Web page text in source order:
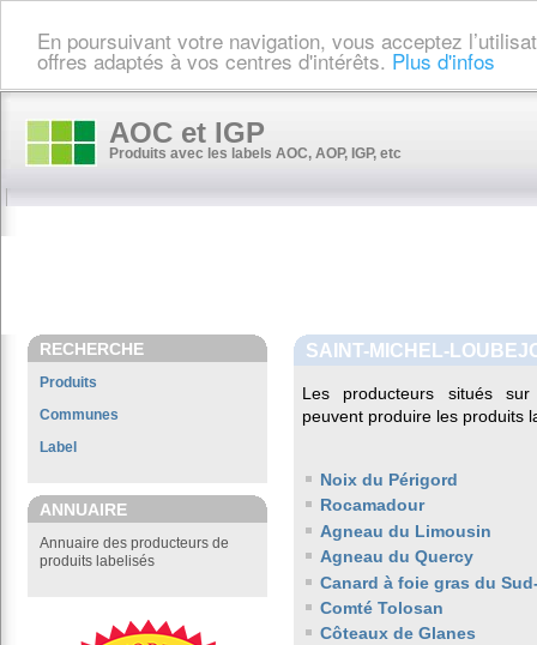
En poursuivant votre navigation, vous acceptez
offres adaptés à vos centres d'intérêts. Plus d'infos
AOC et IGP
Produits avec les labels AOC, AOP, IGP, etc
RECHERCHE
Produits
Communes
Label
ANNUAIRE
Annuaire des producteurs de
produits labelisés
SAINT-MICHEL-
Les producteurs situés
peuvent produire les produits
Noix du Périgord
Rocamadour
Agneau du Limousin
Agneau du Quercy
Canard à foie gras du
Comté Tolosan
Côteaux de Glanes